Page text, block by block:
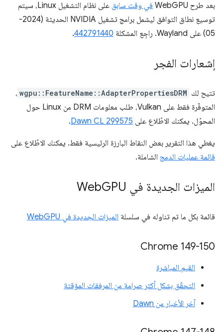
بعد طرح WebGPU في وقت سابق
على نظام التشغيل Linux، سيتم
توسيع نطاق التوافق ليشمل برامج تشغيل NVIDIA الحديثة (2024-
05) على Wayland. راجِع المشكلة
442791440
.
إشعارات الفجر
تتيح لك wgpu::FeatureName::AdapterPropertiesDRM ،
المتوفّرة فقط على Vulkan، طلب معلومات DRM من Linux حول
المحوّل. يمكنك الاطّلاع على Dawn CL 299575
.
يغطي هذا التقرير بعض النقاط البارزة الرئيسية فقط. يمكنك الاطّلاع على
قائمة عمليات الدمج الشاملة.
الميزات الجديدة في Web GPU
قائمة بكل ما تم تناوله في سلسلة الميزات الجديدة في WebGPU
‫Chrome 149-150
القيم المباشرة
التحقّق بشكل أكثر صرامة من المرفقات المؤقتة
آخر الأخبار من Dawn